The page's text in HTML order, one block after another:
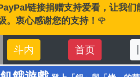
链接捐赠支持爱看，让我们
。衷心感谢您的支持！ 🌹
斗内 首页